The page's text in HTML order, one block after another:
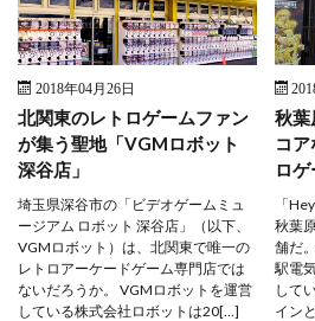
2018年04月26日
北関東のレトロゲームファン
が集う聖地「VGMロボット
深谷店」
埼玉県深谷市の「ビデオゲームミュ
ージアム ロボット 深谷店」（以下、
VGMロボット）は、北関東で唯一の
レトロアーケードゲーム専門店では
ないだろうか。 VGMロボットを運営
している株式会社ロボットは20[…]
秋葉
コ
ロゲ
「
秋葉
舗だ
駅電
して
イン